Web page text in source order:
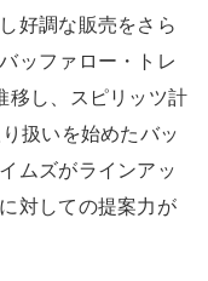
好調な販売をさら
ッファロー・トレ
移し、スピリッツ計
扱いを始めたバッ
ムズがラインアッ
対しての提案力が